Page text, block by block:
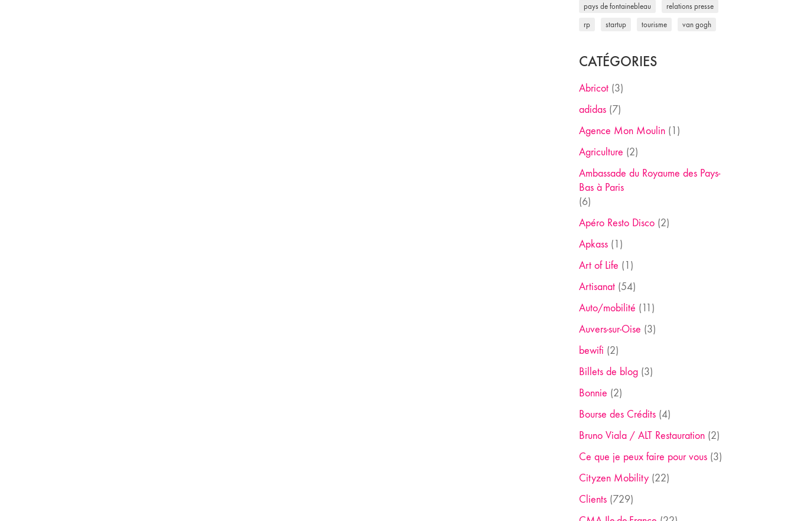
pays de fontainebleau relations presse
rp startup tourisme van gogh
CATÉGORIES
Abricot(3)
adidas(7)
Agence Mon Moulin(1)
Agriculture (2)
Ambassade du Royaume des Pays-
Bas à Paris
(6)
Apéro Resto Disco(2)
Apkass(1)
Art of Life (1)
Artisanat(54)
Auto/mobilité (11)
Auvers-sur-Oise (3)
bewifi (2)
Billets de blog(3)
Bonnie (2)
Bourse des Crédits(4)
Bruno Viala / ALT Restauration(2)
Ce que je peux faire pour vous(3)
Cityzen Mobility(22)
Clients(729)